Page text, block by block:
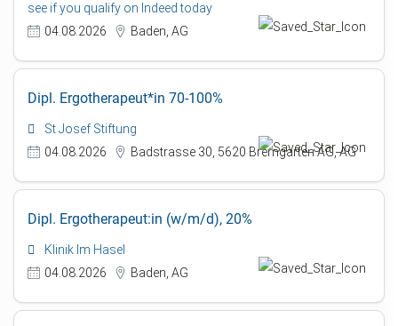
see if you qualify on Indeed today
04.08.2026
Baden, AG
Dipl. Ergotherapeut*in 70-100%
St Josef Stiftung
04.08.2026
Badstrasse 30, 5620 Bremgarten AG, AG
Dipl. Ergotherapeut:in (w/m/d), 20%
Klinik Im Hasel
04.08.2026
Baden, AG